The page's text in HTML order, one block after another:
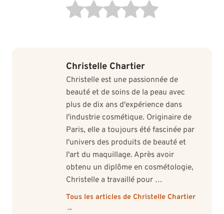
Christelle Chartier
Christelle est une passionnée de
beauté et de soins de la peau avec
plus de dix ans d'expérience dans
l'industrie cosmétique. Originaire de
Paris, elle a toujours été fascinée par
l'univers des produits de beauté et
l'art du maquillage. Après avoir
obtenu un diplôme en cosmétologie,
Christelle a travaillé pour …
Tous les articles de Christelle Chartier
→